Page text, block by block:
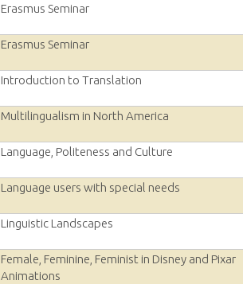
Erasmus Seminar
Erasmus Seminar
Introduction to Translation
Multilingualism in North America
Language, Politeness and Culture
Language users with special needs
Linguistic Landscapes
Female, Feminine, Feminist in Disney and Pixar
Animations